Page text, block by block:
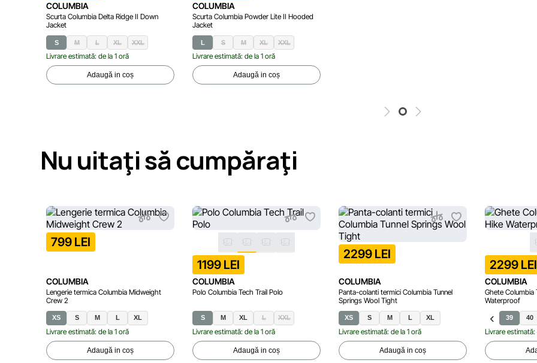
COLUMBIA
Scurta Columbia Delta Ridge II Down
Jacket
S M L XL XXL
Livrare estimată: de la 1 oră
Adaugă in coș
COLUMBIA
Scurta Columbia Powder Lite II Hooded
Jacket
L S M XL XXL
Livrare estimată: de la 1 oră
Adaugă in coș
Nu uitaţi să cumpăraţi
799 LEI
COLUMBIA
Lengerie termica Columbia Midweight
Crew 2
XS S M L XL
Livrare estimată: de la 1 oră
Adaugă in coș
1199 LEI
COLUMBIA
Polo Columbia Tech Trail Polo
S M XL L XXL
Livrare estimată: de la 1 oră
Adaugă in coș
2299 LEI
COLUMBIA
Panta-colanti termici Columbia Tunnel
Springs Wool Tight
XS S M L XL
Livrare estimată: de la 1 oră
Adaugă in coș
2299 LEI
COLUMBIA
Ghete Columbia
Waterproof
39 40
Livrare estimată: